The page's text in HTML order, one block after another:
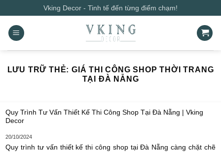
qua
nội
dung
Vking Decor - Tinh tế đến từng điểm chạm!
LƯU TRỮ THẺ: GIÁ THI CÔNG SHOP THỜI TRANG
TẠI ĐÀ NẴNG
Quy Trình Tư Vấn Thiết Kế Thi Công Shop Tại Đà Nẵng | Vking
Decor
20/10/2024
Quy trình tư vấn thiết kế thi công shop tại Đà Nẵng càng chặt chẽ